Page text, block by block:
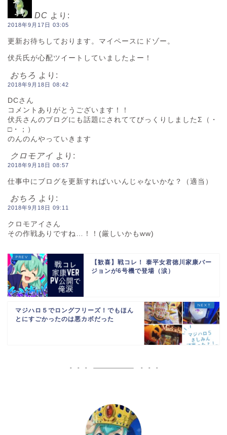
DC より:
2018年9月17日 03:05
更新お待ちしております。マイペースにドゾー。
伏兵氏が心配ツイートしていましたよー！
おちろ より:
2018年9月18日 08:42
DCさん
コメントありがとうございます！！
伏兵さんのブログにも話題にされててびっくりしましたΣ（・
□・；）
のんのんやっていきます
クロモアイ より:
2018年9月18日 08:57
仕事中にブログを更新すればいいんじゃないかな？（適当）
おちろ より:
2018年9月18日 09:11
クロモアイさん
その作戦ありですね…！！(厳しいかもww)
【歓喜】戦コレ！ 泰平女君徳川家康バー
ジョンが6号機で登場（涙）
マジハロ５でロングフリーズ！でもほん
とにすごかったのは悪カボだった